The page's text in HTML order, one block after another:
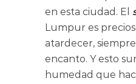
en esta ciudad. El
Lumpur es
atardecer,
encanto. Y esto
humedad que